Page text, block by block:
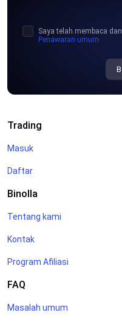
Saya telah membaca
Penawaran umum
Trading
Masuk
Daftar
Binolla
Tentang kami
Kontak
Program Afiliasi
FAQ
Masalah umum